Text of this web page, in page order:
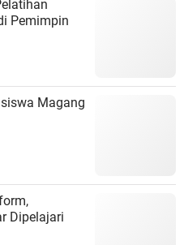
Pemimpin
Magang
Dipelajari